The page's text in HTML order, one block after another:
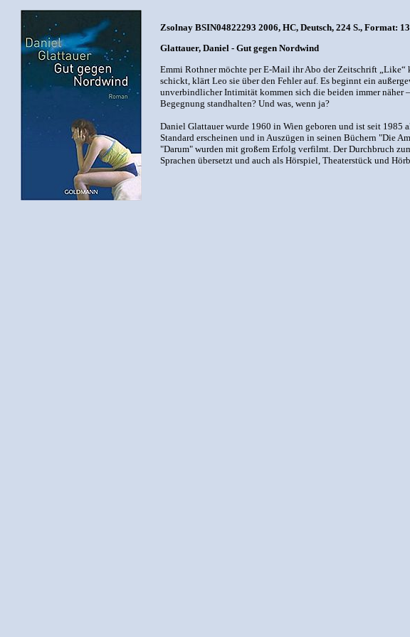
Zsolnay BSIN04822293 2006, HC, Deutsch, 224 S., Format:
Glattauer, Daniel - Gut gegen Nordwind
Emmi Rothner möchte per E-Mail ihr Abo der Zeitschrift
schickt, klärt Leo sie über den Fehler auf. Es beginnt ein
unverbindlicher Intimität kommen sich die beiden immer näher
Begegnung standhalten? Und was, wenn ja?
Daniel Glattauer wurde 1960 in Wien geboren und ist seit 1985
Standard erscheinen und in Auszügen in seinen Büchern "Die
"Darum" wurden mit großem Erfolg verfilmt. Der Durchbruch
Sprachen übersetzt und auch als Hörspiel, Theaterstück und